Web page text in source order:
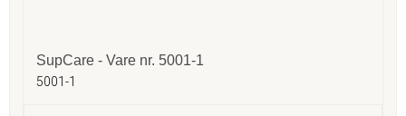
SupCare - Vare nr. 5001-1
5001-1